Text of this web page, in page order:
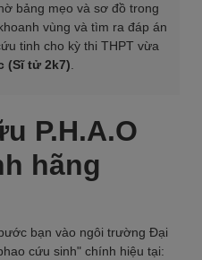
bảng mẹo và sơ đồ trong
vùng và tìm ra đáp án
tinh cho kỳ thi THPT vừa
(Sĩ tử 2k7).
P.H.A.O
hãng
bạn vào ngôi trường Đại
cứu sinh" chính hiệu tại: